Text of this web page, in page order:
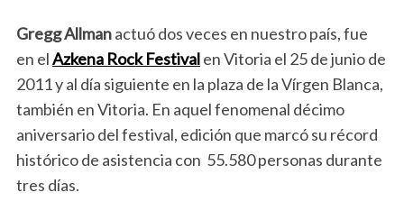
Gregg Allmanactuó dos veces en nuestro país, fue
en elAzkena Rock Festivalen Vitoria el 25 de junio de
2011 y al día siguiente en la plaza de la Vírgen Blanca,
también en Vitoria. En aquel fenomenal décimo
aniversario del festival, edición que marcó su récord
histórico de asistencia con 55.580 personas durante
tres días.